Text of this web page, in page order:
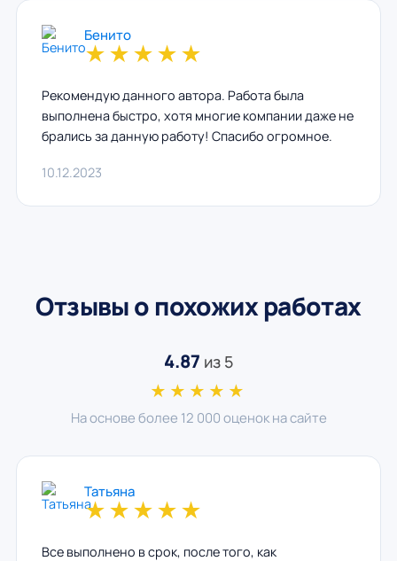
Бенито
★★★★★
Рекомендую данного автора. Работа была
выполнена быстро, хотя многие компании даже не
брались за данную работу! Спасибо огромное.
10.12.2023
Отзывы о похожих работах
4.87 из 5
★★★★★
На основе более 12 000 оценок на сайте
Татьяна
★★★★★
Все выполнено в срок, после того, как